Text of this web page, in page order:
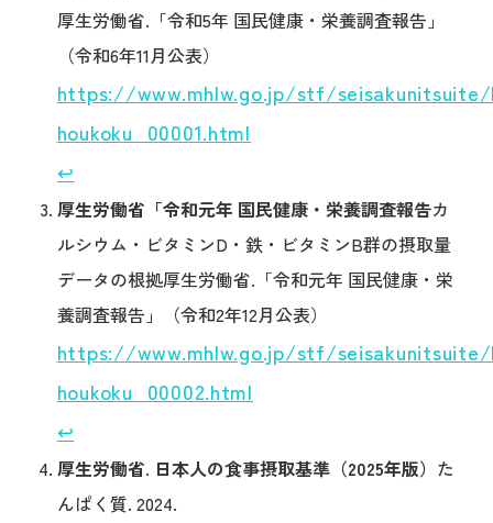
厚生労働省.「令和5年 国民健康・栄養調査報告」
（令和6年11月公表）
https://www.mhlw.go.jp/stf/
houkoku_00001.html
↩︎
厚生労働省「令和元年 国民健康・栄養調査報告カ
ルシウム・ビタミンD・鉄・ビタミンB群の摂取量
データの根拠厚生労働省.「令和元年 国民健康・栄
養調査報告」（令和2年12月公表）
https://www.mhlw.go.jp/stf/
houkoku_00002.html
↩︎
厚生労働省. 日本人の食事摂取基準（2025年版） た
んぱく質. 2024.